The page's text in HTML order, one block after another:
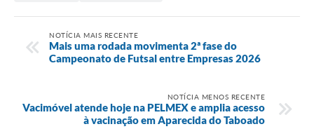
NOTÍCIA MAIS RECENTE
Mais uma rodada movimenta 2ª fase do
Campeonato de Futsal entre Empresas 2026
NOTÍCIA MENOS RECENTE
Vacimóvel atende hoje na PELMEX e amplia acesso
à vacinação em Aparecida do Taboado